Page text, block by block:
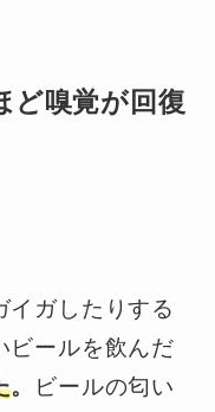
ど嗅覚が回復
イガしたりする
ビールを飲んだ
。
ビールの匂い